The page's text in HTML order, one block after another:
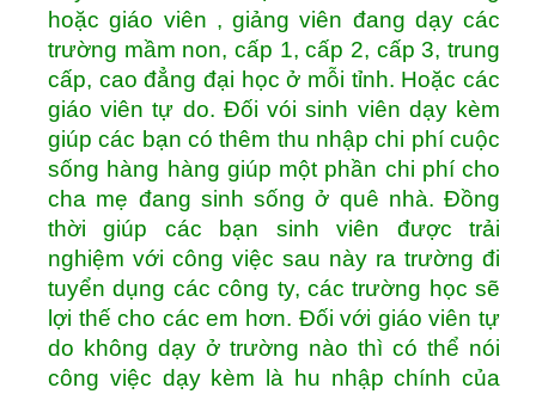
hoặc giáo viên , giảng viên đang dạy các
trường mầm non, cấp 1, cấp 2, cấp 3, trung
cấp, cao đẳng đại học ở mỗi tỉnh. Hoặc các
giáo viên tự do. Đối vói sinh viên dạy kèm
giúp các bạn có thêm thu nhập chi phí cuộc
sống hàng hàng giúp một phần chi phí cho
cha mẹ đang sinh sống ở quê nhà. Đồng
thời giúp các bạn sinh viên được trải
nghiệm với công việc sau này ra trường đi
tuyển dụng các công ty, các trường học sẽ
lợi thế cho các em hơn. Đối với giáo viên tự
do không dạy ở trường nào thì có thể nói
công việc dạy kèm là hu nhập chính của